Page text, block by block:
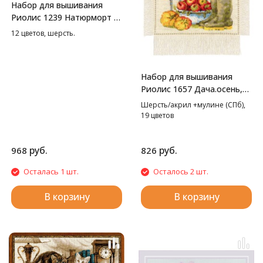
Набор для вышивания
Риолис 1239 Натюрморт с
красным вином, 30*30 см
12 цветов, шерсть.
968 руб.
Осталась 1 шт.
В корзину
Набор для вышивания
Риолис 1657 Дача.осень,
20*30 см
Шерсть/акрил +мулине (СПб),
19 цветов
826 руб.
Осталось 2 шт.
В корзину